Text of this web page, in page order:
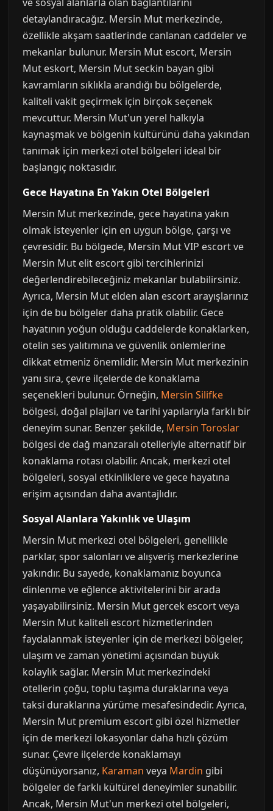
detaylandıracağız. Mersin Mut merkezinde,
özellikle akşam saatlerinde canlanan caddeler ve
mekanlar bulunur. Mersin Mut escort, Mersin
Mut eskort, Mersin Mut seckin bayan gibi
kavramların sıklıkla arandığı bu bölgelerde,
kaliteli vakit geçirmek için birçok seçenek
mevcuttur. Mersin Mut'un yerel halkıyla
kaynaşmak ve bölgenin kültürünü daha yakından
tanımak için merkezi otel bölgeleri ideal bir
başlangıç noktasıdır.
Gece Hayatına En Yakın Otel Bölgeleri
Mersin Mut merkezinde, gece hayatına yakın
olmak isteyenler için en uygun bölge, çarşı ve
çevresidir. Bu bölgede, Mersin Mut VIP escort ve
Mersin Mut elit escort gibi tercihlerinizi
değerlendirebileceğiniz mekanlar bulabilirsiniz.
Ayrıca, Mersin Mut elden alan escort arayışlarınız
için de bu bölgeler daha pratik olabilir. Gece
hayatının yoğun olduğu caddelerde konaklarken,
otelin ses yalıtımına ve güvenlik önlemlerine
dikkat etmeniz önemlidir. Mersin Mut merkezinin
yanı sıra, çevre ilçelerde de konaklama
seçenekleri bulunur. Örneğin, Mersin Silifke
bölgesi, doğal plajları ve tarihi yapılarıyla farklı bir
deneyim sunar. Benzer şekilde, Mersin Toroslar
bölgesi de dağ manzaralı otelleriyle alternatif bir
konaklama rotası olabilir. Ancak, merkezi otel
bölgeleri, sosyal etkinliklere ve gece hayatına
erişim açısından daha avantajlıdır.
Sosyal Alanlara Yakınlık ve Ulaşım
Mersin Mut merkezi otel bölgeleri, genellikle
parklar, spor salonları ve alışveriş merkezlerine
yakındır. Bu sayede, konaklamanız boyunca
dinlenme ve eğlence aktivitelerini bir arada
yaşayabilirsiniz. Mersin Mut gercek escort veya
Mersin Mut kaliteli escort hizmetlerinden
faydalanmak isteyenler için de merkezi bölgeler,
ulaşım ve zaman yönetimi açısından büyük
kolaylık sağlar. Mersin Mut merkezindeki
otellerin çoğu, toplu taşıma duraklarına veya
taksi duraklarına yürüme mesafesindedir. Ayrıca,
Mersin Mut premium escort gibi özel hizmetler
için de merkezi lokasyonlar daha hızlı çözüm
sunar. Çevre ilçelerde konaklamayı
düşünüyorsanız, Karaman veya Mardin gibi
bölgeler de farklı kültürel deneyimler sunabilir.
Ancak, Mersin Mut'un merkezi otel bölgeleri,